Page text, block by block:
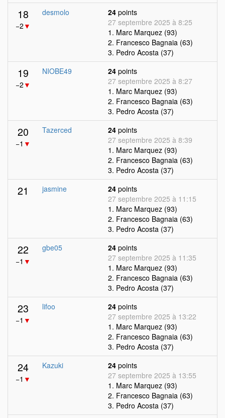
18
−2 ▼
desmolo 24 points
27 septembre 2025 à 8:25
1. Marc Marquez (93)
2. Francesco Bagnaia (63)
3. Pedro Acosta (37)
19
−2 ▼
NIOBE49 24 points
27 septembre 2025 à 8:27
1. Marc Marquez (93)
2. Francesco Bagnaia (63)
3. Pedro Acosta (37)
20
−1 ▼
Tazerced 24 points
27 septembre 2025 à 8:39
1. Marc Marquez (93)
2. Francesco Bagnaia (63)
3. Pedro Acosta (37)
21 jasmine 24 points
27 septembre 2025 à 11:15
1. Marc Marquez (93)
2. Francesco Bagnaia (63)
3. Pedro Acosta (37)
22
−1 ▼
gbe05 24 points
27 septembre 2025 à 11:35
1. Marc Marquez (93)
2. Francesco Bagnaia (63)
3. Pedro Acosta (37)
23
−1 ▼
lifoo 24 points
27 septembre 2025 à 13:22
1. Marc Marquez (93)
2. Francesco Bagnaia (63)
3. Pedro Acosta (37)
24
−1 ▼
Kazuki 24 points
27 septembre 2025 à 13:55
1. Marc Marquez (93)
2. Francesco Bagnaia (63)
3. Pedro Acosta (37)